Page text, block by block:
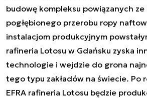
budowę kompleksu powiązanych
pogłębionego przerobu ropy
instalacjom produkcyjnym
rafineria Lotosu w Gdańsku zyska
technologie i wejdzie do grona
tego typu zakładów na świecie. Po
EFRA rafineria Lotosu będzie